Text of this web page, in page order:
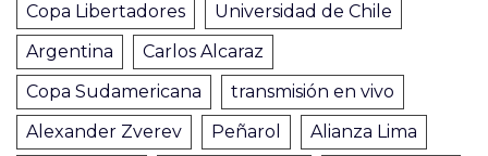
Copa Libertadores
Universidad de Chile
Argentina
Carlos Alcaraz
Copa Sudamericana
transmisión en vivo
Alexander Zverev
Peñarol
Alianza Lima